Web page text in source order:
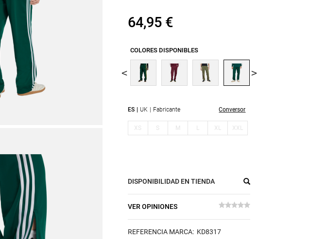
64,95 €
COLORES DISPONIBLES
ES UK Fabricante Conversor
XS S M L XL XXL
DISPONIBILIDAD EN TIENDA
VER OPINIONES
REFERENCIA MARCA: KD8317